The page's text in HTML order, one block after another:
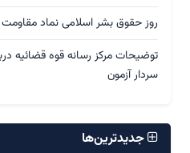
روز حقوق بشر اسلامی نماد
توضیحات مرکز رسانه قوه قضائیه
سردار آزمون
جدیدترین‌ها